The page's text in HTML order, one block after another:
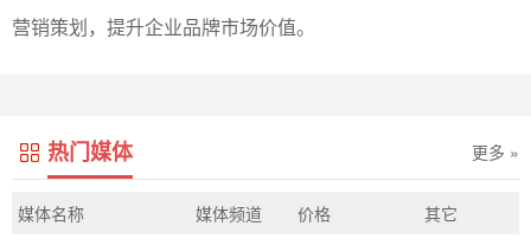
营销策划，提升企业品牌市场价值。
热门媒体 更多 »
媒体名称 媒体频道 价格 其它